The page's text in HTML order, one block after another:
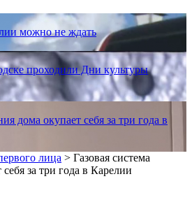
можно не ждать
проходили Дни культуры
дома окупает себя за три года в
лица > Газовая система
за три года в Карелии